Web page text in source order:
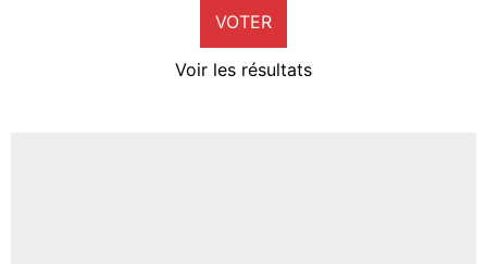
VOTER
Voir les résultats